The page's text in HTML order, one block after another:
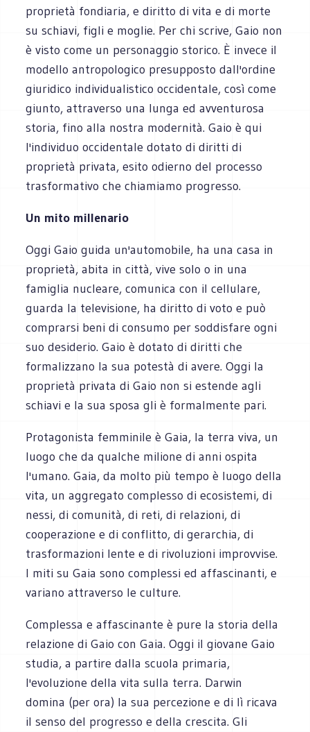
proprietà fondiaria, e diritto di vita e di morte
su schiavi, figli e moglie. Per chi scrive, Gaio non
è visto come un personaggio storico. È invece il
modello antropologico presupposto dall'ordine
giuridico individualistico occidentale, così come
giunto, attraverso una lunga ed avventurosa
storia, fino alla nostra modernità. Gaio è qui
l'individuo occidentale dotato di diritti di
proprietà privata, esito odierno del processo
trasformativo che chiamiamo progresso.
Un mito millenario
Oggi Gaio guida un'automobile, ha una casa in
proprietà, abita in città, vive solo o in una
famiglia nucleare, comunica con il cellulare,
guarda la televisione, ha diritto di voto e può
comprarsi beni di consumo per soddisfare ogni
suo desiderio. Gaio è dotato di diritti che
formalizzano la sua potestà di avere. Oggi la
proprietà privata di Gaio non si estende agli
schiavi e la sua sposa gli è formalmente pari.
Protagonista femminile è Gaia, la terra viva, un
luogo che da qualche milione di anni ospita
l'umano. Gaia, da molto più tempo è luogo della
vita, un aggregato complesso di ecosistemi, di
nessi, di comunità, di reti, di relazioni, di
cooperazione e di conflitto, di gerarchia, di
trasformazioni lente e di rivoluzioni improvvise.
I miti su Gaia sono complessi ed affascinanti, e
variano attraverso le culture.
Complessa e affascinante è pure la storia della
relazione di Gaio con Gaia. Oggi il giovane Gaio
studia, a partire dalla scuola primaria,
l'evoluzione della vita sulla terra. Darwin
domina (per ora) la sua percezione e di lì ricava
il senso del progresso e della crescita. Gli